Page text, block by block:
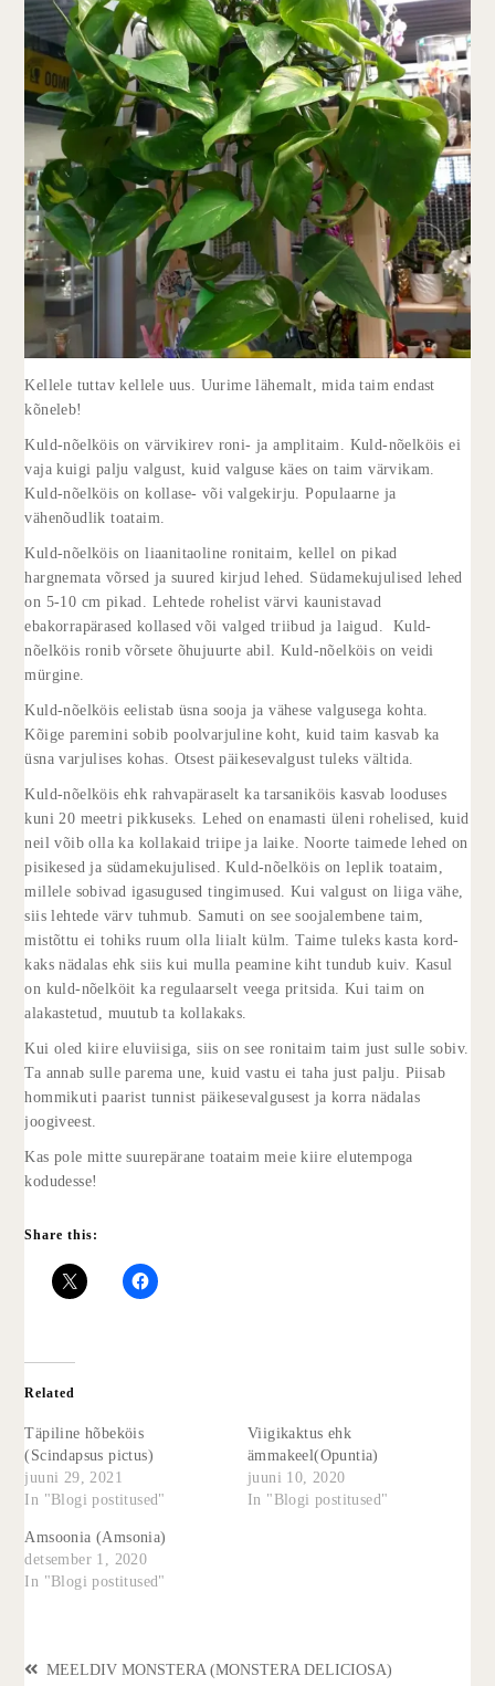
Kellele tuttav kellele uus. Uurime lähemalt, mida taim endast
kõneleb!
Kuld-nõelköis on värvikirev roni- ja amplitaim. Kuld-nõelköis ei
vaja kuigi palju valgust, kuid valguse käes on taim värvikam.
Kuld-nõelköis on kollase- või valgekirju. Populaarne ja
vähenõudlik toataim.
Kuld-nõelköis on liaanitaoline ronitaim, kellel on pikad
hargnemata võrsed ja suured kirjud lehed. Südamekujulised lehed
on 5-10 cm pikad. Lehtede rohelist värvi kaunistavad
ebakorrapärased kollased või valged triibud ja laigud. Kuld-
nõelköis ronib võrsete õhujuurte abil. Kuld-nõelköis on veidi
mürgine.
Kuld-nõelköis eelistab üsna sooja ja vähese valgusega kohta.
Kõige paremini sobib poolvarjuline koht, kuid taim kasvab ka
üsna varjulises kohas. Otsest päikesevalgust tuleks vältida.
Kuld-nõelköis ehk rahvapäraselt ka tarsaniköis kasvab looduses
kuni 20 meetri pikkuseks. Lehed on enamasti üleni rohelised, kuid
neil võib olla ka kollakaid triipe ja laike. Noorte taimede lehed on
pisikesed ja südamekujulised. Kuld-nõelköis on leplik toataim,
millele sobivad igasugused tingimused. Kui valgust on liiga vähe,
siis lehtede värv tuhmub. Samuti on see soojalembene taim,
mistõttu ei tohiks ruum olla liialt külm. Taime tuleks kasta kord-
kaks nädalas ehk siis kui mulla peamine kiht tundub kuiv. Kasul
on kuld-nõelköit ka regulaarselt veega pritsida. Kui taim on
alakastetud, muutub ta kollakaks.
Kui oled kiire eluviisiga, siis on see ronitaim taim just sulle sobiv.
Ta annab sulle parema une, kuid vastu ei taha just palju. Piisab
hommikuti paarist tunnist päikesevalgusest ja korra nädalas
joogiveest.
Kas pole mitte suurepärane toataim meie kiire elutempoga
kodudesse!
Share this:
Related
Täpiline hõbeköis
(Scindapsus pictus)
juuni 29, 2021
In "Blogi postitused"
Viigikaktus ehk
ämmakeel(Opuntia)
juuni 10, 2020
In "Blogi postitused"
Amsoonia (Amsonia)
detsember 1, 2020
In "Blogi postitused"
MEELDIV MONSTERA (MONSTERA DELICIOSA)